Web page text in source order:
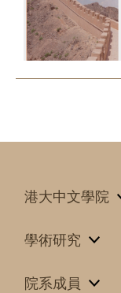
港大中文學院
學術研究
院系成員